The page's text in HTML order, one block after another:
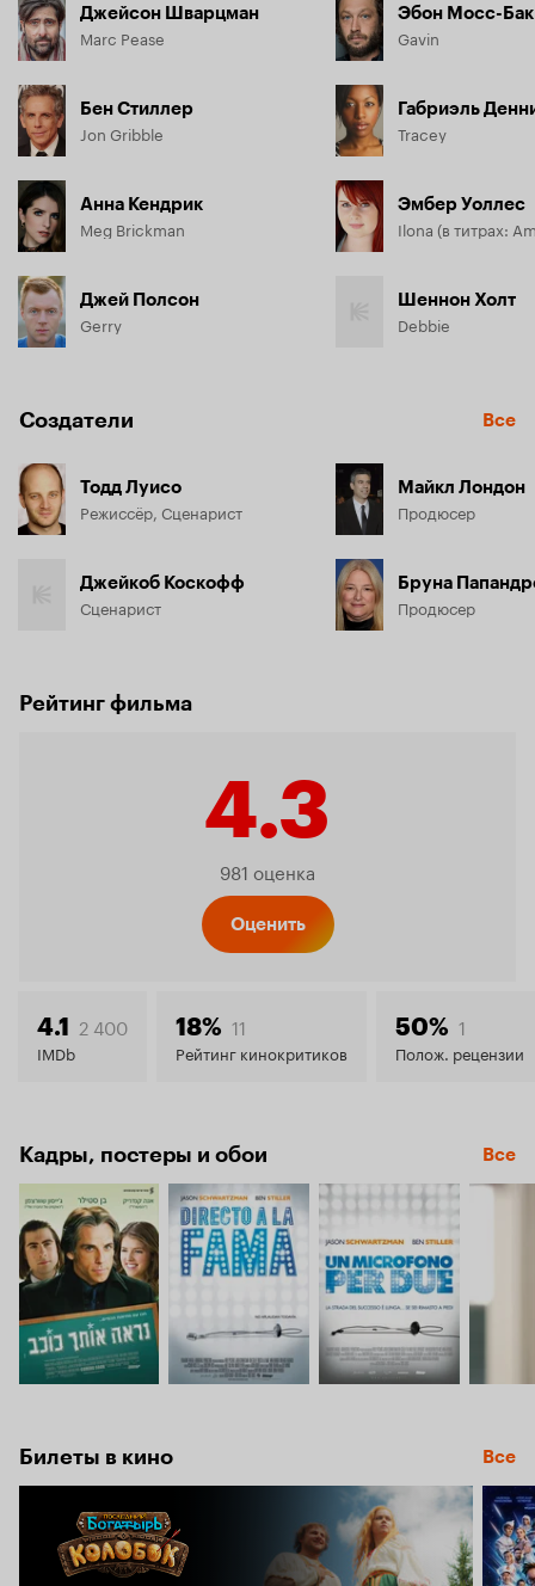
Джейсон Шварцман
Marc Pease
Бен Стиллер
Jon Gribble
Анна Кендрик
Meg Brickman
Джей Полсон
Gerry
Эбон Мосс-
Gavin
Габриэль
Tracey
Эмбер Уоллес
Ilona (в титрах:
Шеннон Холт
Debbie
Создатели Все
Тодд Луисо
Режиссёр, Сценарист
Джейкоб Коскофф
Сценарист
Майкл Лондон
Продюсер
Бруна
Продюсер
Рейтинг фильма
4.3
Рейтинг
4.3
981 оценка
Оценить
4.1 2 400
IMDb
18% 11
Рейтинг кинокритиков
50% 1
Полож. рецензии
Кадры, постеры и обои Все
Билеты в кино Все